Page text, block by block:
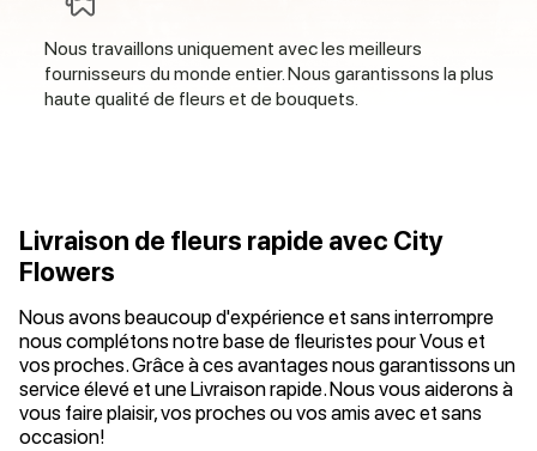
Nous travaillons uniquement avec les meilleurs
fournisseurs du monde entier. Nous garantissons la plus
haute qualité de fleurs et de bouquets.
Livraison de fleurs rapide avec City
Flowers
Nous avons beaucoup d'expérience et sans interrompre
nous complétons notre base de fleuristes pour Vous et
vos proches. Grâce à ces avantages nous garantissons un
service élevé et une Livraison rapide. Nous vous aiderons à
vous faire plaisir, vos proches ou vos amis avec et sans
occasion!